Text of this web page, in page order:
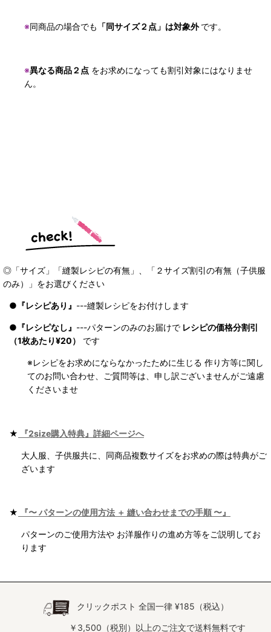
※同商品の場合でも 「同サイズ２点」は対象外です。
※異なる商品２点 をお求めになっても割引対象にはなりませ
ん。
◎「サイズ」「縫製レシピの有無」、「２サイズ割引の有無（子供服
のみ）」をお選びください
● 『レシピあり』 ---縫製レシピをお付けします
● 『レシピなし』 ---パターンのみのお届けで レシピの価格分割引
（1枚あたり¥20）
です
※レシピをお求めにならなかったために生じる 作り方等に関し
てのお問い合わせ、ご質問等は、申し訳ございませんがご遠慮
くださいませ
★ 『2size購入特典』詳細ページへ
大人服、子供服共に、同商品複数サイズをお求めの際は特典がご
ざいます
★ 『〜 パターンの使用方法 ＋ 縫い合わせまでの手順 〜』
パターンのご使用方法や お洋服作りの進め方等をご説明してお
ります
クリックポスト 全国一律 ¥185（税込）
￥3,500（税別）以上のご注文で送料無料です